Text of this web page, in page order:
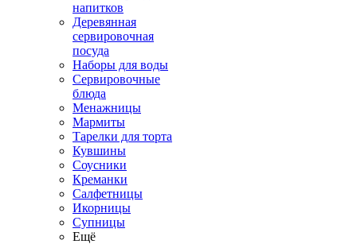
напитков
Деревянная
сервировочная
посуда
Наборы для воды
Сервировочные
блюда
Менажницы
Мармиты
Тарелки для торта
Кувшины
Соусники
Креманки
Салфетницы
Икорницы
Супницы
Ещё